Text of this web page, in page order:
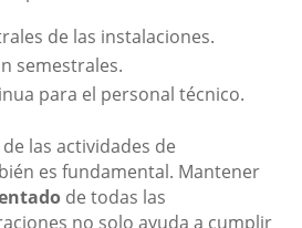
de las instalaciones.
semestrales.
para el personal técnico.
las actividades de
es fundamental. Mantener
de todas las
no solo ayuda a cumplir